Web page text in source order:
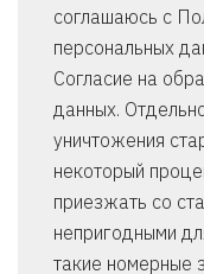
соглашаюсь с
персональных
Согласие на
данных.
уничтожения
некоторый
приезжать со
непригодными
такие номерные